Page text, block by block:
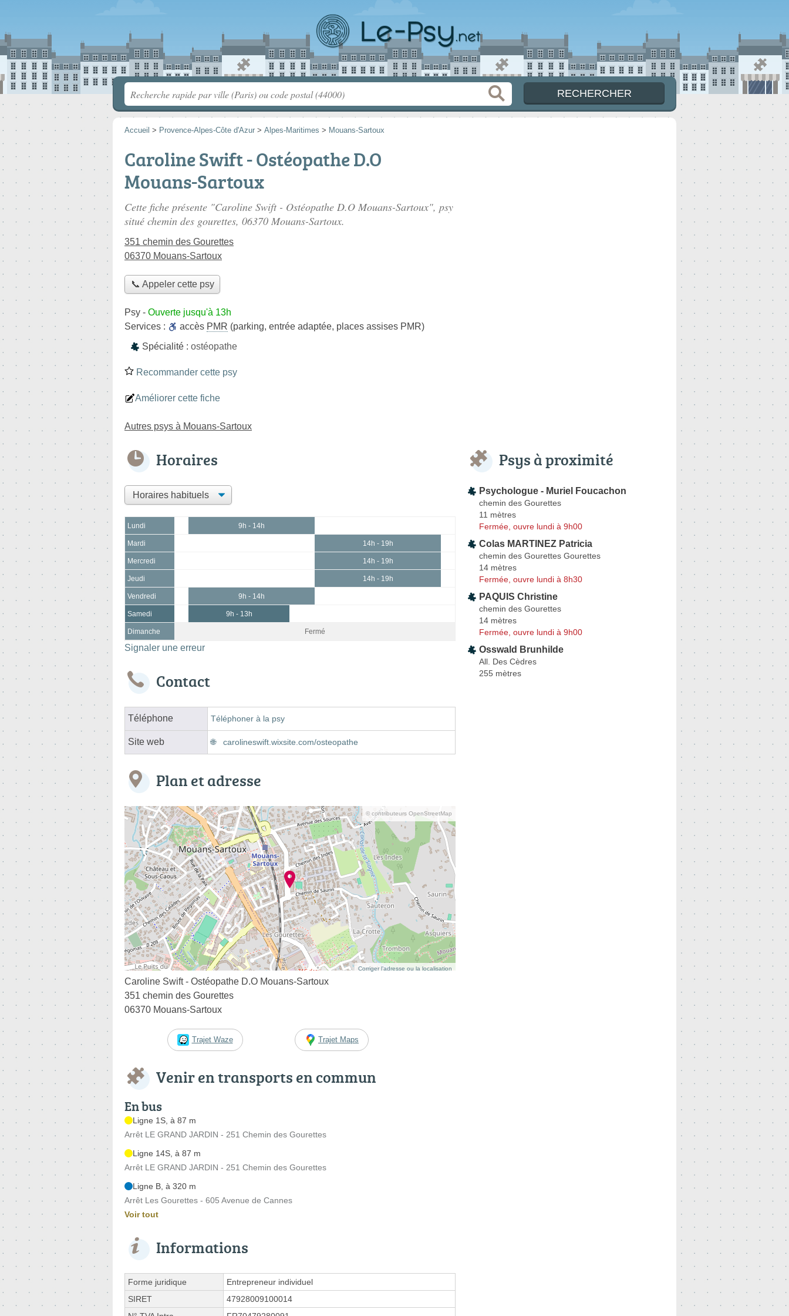
Accueil > Provence-Alpes-Côte d'Azur > Alpes-Maritimes > Mouans-Sartoux
Caroline Swift - Ostéopathe D.O
Mouans-Sartoux
Cette fiche présente "Caroline Swift - Ostéopathe D.O Mouans-Sartoux", psy
situé chemin des gourettes, 06370 Mouans-Sartoux.
351 chemin des Gourettes
06370 Mouans-Sartoux
📞 Appeler cette psy
Psy - Ouverte jusqu'à 13h
Services :
accès PMR (parking, entrée adaptée, places assises PMR)
Spécialité : ostéopathe
Recommander cette psy
Améliorer cette fiche
Autres psys à Mouans-Sartoux
Horaires
Lundi 9h - 14h
Mardi 14h - 19h
Mercredi 14h - 19h
Jeudi 14h - 19h
Vendredi 9h - 14h
Samedi 9h - 13h
Dimanche Fermé
Signaler une erreur
Contact
Téléphone Téléphoner à la psy
Site web carolineswift.wixsite.com/osteopathe
Plan et adresse
© contributeurs OpenStreetMap
Corriger l’adresse ou la localisation
Caroline Swift - Ostéopathe D.O Mouans-Sartoux
351 chemin des Gourettes
06370 Mouans-Sartoux
Trajet Waze Trajet Maps
Venir en transports en commun
En bus
Ligne 1S, à 87 m
Arrêt LE GRAND JARDIN - 251 Chemin des Gourettes
Ligne 14S, à 87 m
Arrêt LE GRAND JARDIN - 251 Chemin des Gourettes
Ligne B, à 320 m
Arrêt Les Gourettes - 605 Avenue de Cannes
Voir tout
Informations
Forme juridique
Entrepreneur individuel
SIRET
47928009100014
Psys à proximité
Psychologue - Muriel Foucachon
chemin des Gourettes
11 mètres
Fermée, ouvre lundi à 9h00
Colas MARTINEZ Patricia
chemin des Gourettes Gourettes
14 mètres
Fermée, ouvre lundi à 8h30
PAQUIS Christine
chemin des Gourettes
14 mètres
Fermée, ouvre lundi à 9h00
Osswald Brunhilde
All. Des Cèdres
255 mètres